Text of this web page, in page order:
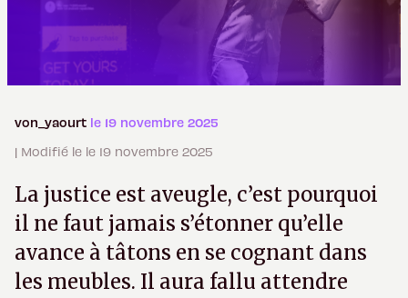
von_yaourt le 19 novembre 2025
| Modifié le le 19 novembre 2025
La justice est aveugle, c’est pourquoi
il ne faut jamais s’étonner qu’elle
avance à tâtons en se cognant dans
les meubles. Il aura fallu attendre